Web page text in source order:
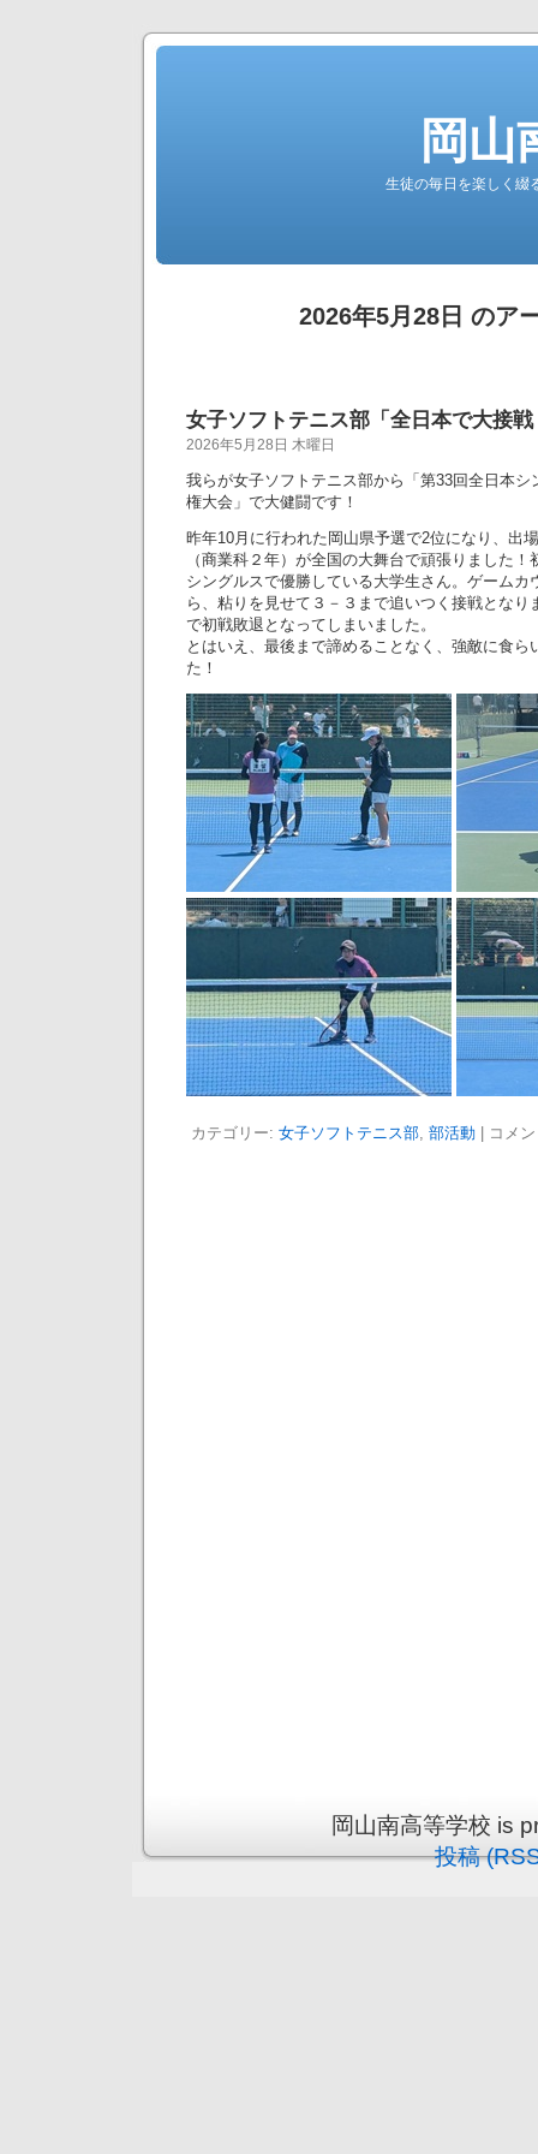
岡山
生徒の毎日を楽しく綴
2026年5月28日 のア
女子ソフトテニス部「全日本で大接戦
2026年5月28日 木曜日
我らが女子ソフトテニス部から「第33回全日本
権大会」で大健闘です！
昨年10月に行われた岡山県予選で2位になり、出
（商業科２年）が全国の大舞台で頑張りました
シングルスで優勝している大学生さん。ゲームカ
ら、粘りを見せて３－３まで追いつく接戦となり
で初戦敗退となってしまいました。
とはいえ、最後まで諦めることなく、強敵に食ら
た！
カテゴリー: 女子ソフトテニス部, 部活動| コメ
岡山南高等学校 is
投稿